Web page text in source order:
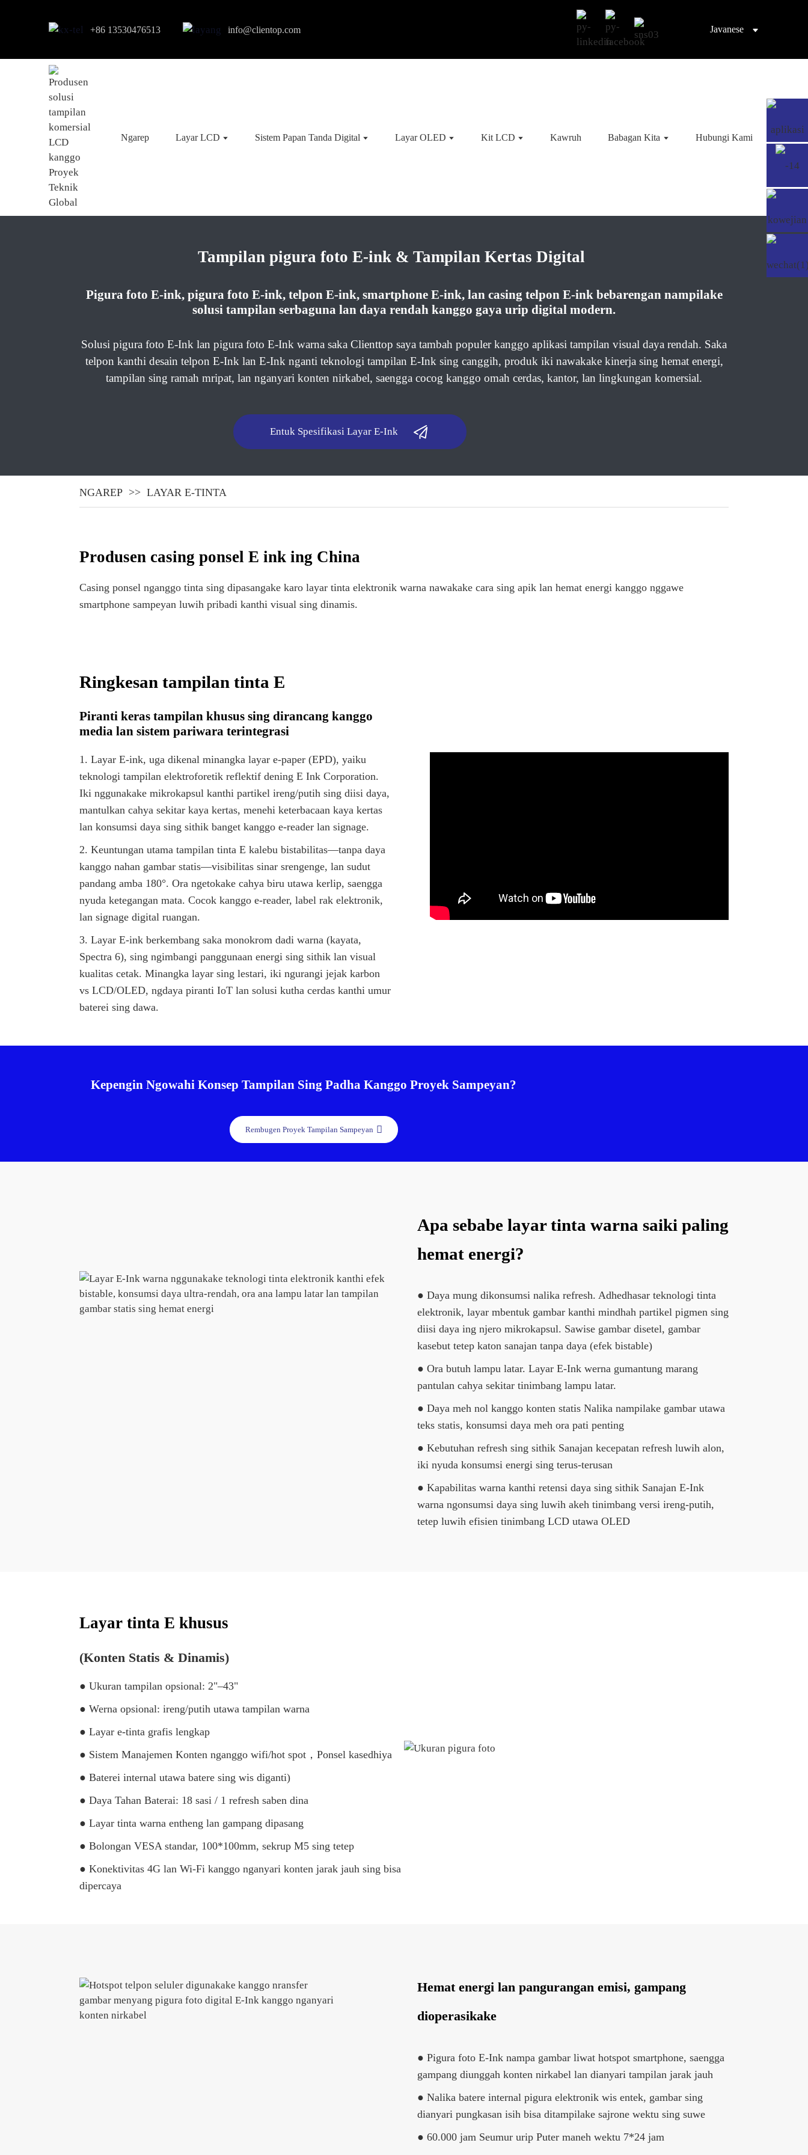
+86 13530476513 info@clientop.com Javanese
Ngarep Layar LCD Sistem Papan Tanda Digital Layar OLED Kit LCD Kawruh Babagan Kita Hubungi Kami
Tampilan pigura foto E-ink & Tampilan Kertas Digital​
Pigura foto E-ink, pigura foto E-ink, telpon E-ink, smartphone E-ink, lan casing telpon E-ink bebarengan nampilake
solusi tampilan serbaguna lan daya rendah kanggo gaya urip digital modern.
Solusi pigura foto E-Ink lan pigura foto E-Ink warna saka Clienttop saya tambah populer kanggo aplikasi tampilan visual daya rendah. Saka
telpon kanthi desain telpon E-Ink lan E-Ink nganti teknologi tampilan E-Ink sing canggih, produk iki nawakake kinerja sing hemat energi,
tampilan sing ramah mripat, lan nganyari konten nirkabel, saengga cocog kanggo omah cerdas, kantor, lan lingkungan komersial.
Entuk Spesifikasi Layar E-Ink
NGAREP LAYAR E-TINTA
Produsen casing ponsel E ink ing China
Casing ponsel nganggo tinta sing dipasangake karo layar tinta elektronik warna nawakake cara sing apik lan hemat energi kanggo nggawe
smartphone sampeyan luwih pribadi kanthi visual sing dinamis.
Ringkesan tampilan tinta E
Piranti keras tampilan khusus sing dirancang kanggo
media lan sistem pariwara terintegrasi
1. Layar E-ink, uga dikenal minangka layar e-paper (EPD), yaiku
teknologi tampilan elektroforetik reflektif dening E Ink Corporation.
Iki nggunakake mikrokapsul kanthi partikel ireng/putih sing diisi daya,
mantulkan cahya sekitar kaya kertas, menehi keterbacaan kaya kertas
lan konsumsi daya sing sithik banget kanggo e-reader lan signage.
2. Keuntungan utama tampilan tinta E kalebu bistabilitas—tanpa daya
kanggo nahan gambar statis—visibilitas sinar srengenge, lan sudut
pandang amba 180°. Ora ngetokake cahya biru utawa kerlip, saengga
nyuda ketegangan mata. Cocok kanggo e-reader, label rak elektronik,
lan signage digital ruangan.
3. Layar E-ink berkembang saka monokrom dadi warna (kayata,
Spectra 6), sing ngimbangi panggunaan energi sing sithik lan visual
kualitas cetak. Minangka layar sing lestari, iki ngurangi jejak karbon
vs LCD/OLED, ngdaya piranti IoT lan solusi kutha cerdas kanthi umur
baterei sing dawa.
Kepengin Ngowahi Konsep Tampilan Sing Padha Kanggo Proyek Sampeyan?
Rembugen Proyek Tampilan Sampeyan
Apa sebabe layar tinta warna saiki paling
hemat energi?
● Daya mung dikonsumsi nalika refresh. Adhedhasar teknologi tinta
elektronik, layar mbentuk gambar kanthi mindhah partikel pigmen sing
diisi daya ing njero mikrokapsul. Sawise gambar disetel, gambar
kasebut tetep katon sanajan tanpa daya (efek bistable)
● Ora butuh lampu latar. Layar E-Ink werna gumantung marang
pantulan cahya sekitar tinimbang lampu latar.
● Daya meh nol kanggo konten statis Nalika nampilake gambar utawa
teks statis, konsumsi daya meh ora pati penting
● Kebutuhan refresh sing sithik Sanajan kecepatan refresh luwih alon,
iki nyuda konsumsi energi sing terus-terusan
● Kapabilitas warna kanthi retensi daya sing sithik Sanajan E-Ink
warna ngonsumsi daya sing luwih akeh tinimbang versi ireng-putih,
tetep luwih efisien tinimbang LCD utawa OLED
Layar tinta E khusus
(Konten Statis & Dinamis)
● Ukuran tampilan opsional: 2"–43"
● Werna opsional: ireng/putih utawa tampilan warna
● Layar e-tinta grafis lengkap
● Sistem Manajemen Konten nganggo wifi/hot spot，Ponsel kasedhiya
● Baterei internal utawa batere sing wis diganti)
● Daya Tahan Baterai: 18 sasi / 1 refresh saben dina
● Layar tinta warna entheng lan gampang dipasang
● Bolongan VESA standar, 100*100mm, sekrup M5 sing tetep
● Konektivitas 4G lan Wi-Fi kanggo nganyari konten jarak jauh sing bisa
dipercaya
Hemat energi lan pangurangan emisi, gampang
dioperasikake
● Pigura foto E-Ink nampa gambar liwat hotspot smartphone, saengga
gampang diunggah konten nirkabel lan dianyari tampilan jarak jauh
● Nalika batere internal pigura elektronik wis entek, gambar sing
dianyari pungkasan isih bisa ditampilake sajrone wektu sing suwe
● 60.000 jam Seumur urip Puter maneh wektu 7*24 jam